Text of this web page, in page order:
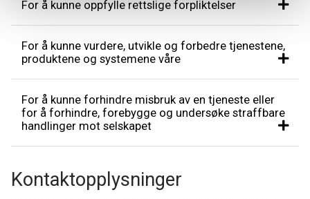
For å kunne oppfylle rettslige forpliktelser
For å kunne vurdere, utvikle og forbedre tjenestene,
produktene og systemene våre
For å kunne forhindre misbruk av en tjeneste eller
for å forhindre, forebygge og undersøke straffbare
handlinger mot selskapet
Kontaktopplysninger